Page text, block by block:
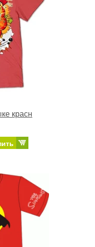
красн